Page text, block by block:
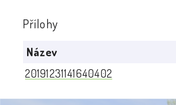
Přílohy
Název
20191231141640402